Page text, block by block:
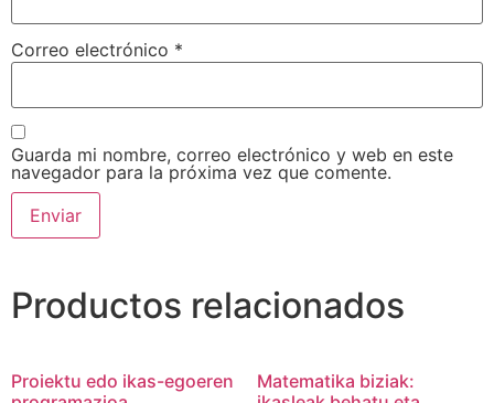
Correo electrónico *
Guarda mi nombre, correo electrónico y web en este
navegador para la próxima vez que comente.
Productos relacionados
Proiektu edo ikas-egoeren
Matematika biziak: